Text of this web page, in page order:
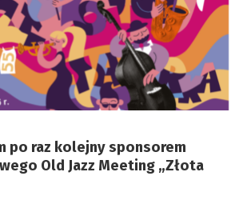
po raz kolejny sponsorem
Old Jazz Meeting „Złota